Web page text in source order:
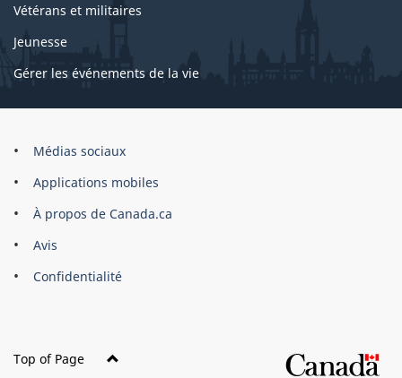
Vétérans et militaires
Jeunesse
Gérer les événements de la vie
Organisation
gouvernement
du
Canada
Médias sociaux
Applications mobiles
À propos de Canada.ca
Avis
Confidentialité
Top of Page